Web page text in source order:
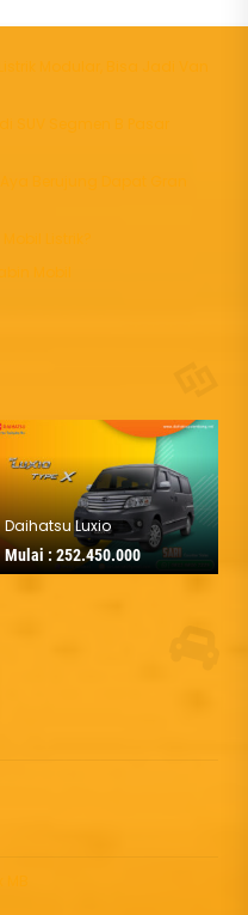
Daihatsu Luxio
Mulai :252.450.000